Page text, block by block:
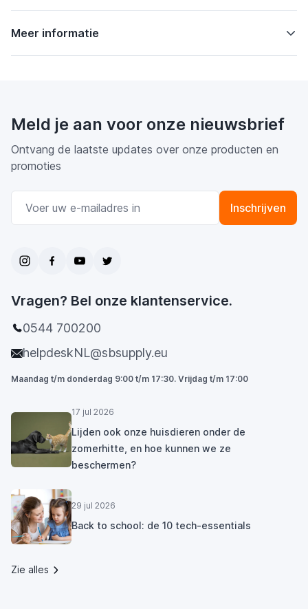
Meer informatie
Meld je aan voor onze nieuwsbrief
Ontvang de laatste updates over onze producten en
promoties
Inschrijven
Vragen? Bel onze klantenservice.
0544 700200
helpdeskNL@sbsupply.eu
Maandag t/m donderdag 9:00 t/m 17:30. Vrijdag t/m 17:00
17 jul 2026
Lijden ook onze huisdieren onder de
zomerhitte, en hoe kunnen we ze
beschermen?
29 jul 2026
Back to school: de 10 tech-essentials
Zie alles